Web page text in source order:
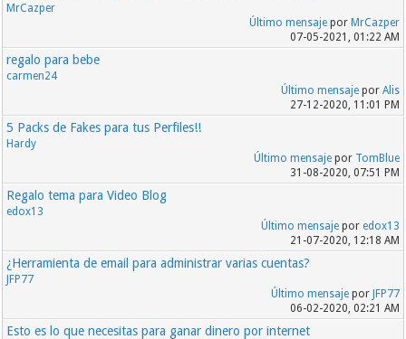
MrCazper
Último mensajepor MrCazper
07-05-2021, 01:22 AM
regalo para bebe
carmen24
Último mensajepor Alis
27-12-2020, 11:01 PM
5 Packs de Fakes para tus Perfiles!!
Hardy
Último mensajepor TomBlue
31-08-2020, 07:51 PM
Regalo tema para Video Blog
edox13
Último mensajepor edox13
21-07-2020, 12:18 AM
¿Herramienta de email para administrar varias cuentas?
JFP77
Último mensajepor JFP77
06-02-2020, 02:21 AM
Esto es lo que necesitas para ganar dinero por internet